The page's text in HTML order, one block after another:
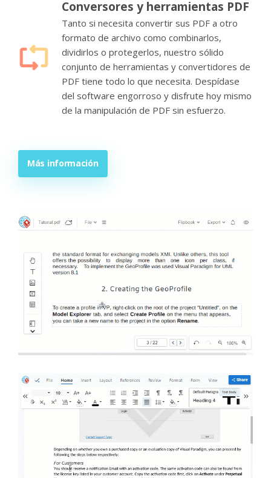
Conversores y herramientas PDF
Tanto si necesita convertir sus PDF a otro
formato de archivo como combinarlos,
dividirlos o protegerlos, nuestro sólido
conjunto de herramientas y convertidores de
PDF tiene todo lo que necesita. Despídase
del software engorroso y disfrute hoy mismo
de la manipulación de PDF sin esfuerzo.
Más información